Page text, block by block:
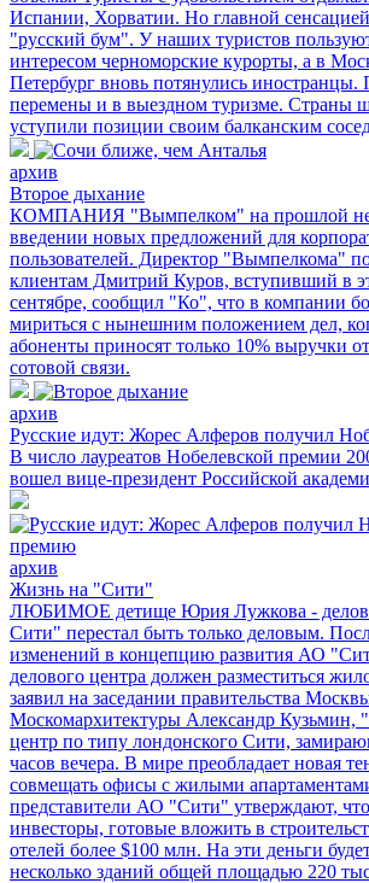
Испании, Хорватии. Но главной сенсацией
"русский бум". У наших туристов
интересом черноморские курорты, а в
Петербург вновь потянулись
перемены и в выездном туризме. Страны
уступили позиции своим балканским
архив
Второе дыхание
КОМПАНИЯ "Вымпелком" на прошлой
введении новых предложений для
пользователей. Директор "Вымпелкома"
клиентам Дмитрий Куров, вступивший в
сентябре, сообщил "Ко", что в компании
мириться с нынешним положением дел,
абоненты приносят только 10% выручки
сотовой связи.
архив
Русские идут: Жорес Алферов получил
В число лауреатов Нобелевской премии
вошел вице-президент Российской
архив
Жизнь на "Сити"
ЛЮБИМОЕ детище Юрия Лужкова -
Сити" перестал быть только деловым.
изменений в концепцию развития АО
делового центра должен разместиться
заявил на заседании правительства
Москомархитектуры Александр Кузьмин,
центр по типу лондонского Сити,
часов вечера. В мире преобладает новая
совмещать офисы с жилыми
представители АО "Сити" утверждают,
инвесторы, готовые вложить в
отелей более $100 млн. На эти деньги
несколько зданий общей площадью 220